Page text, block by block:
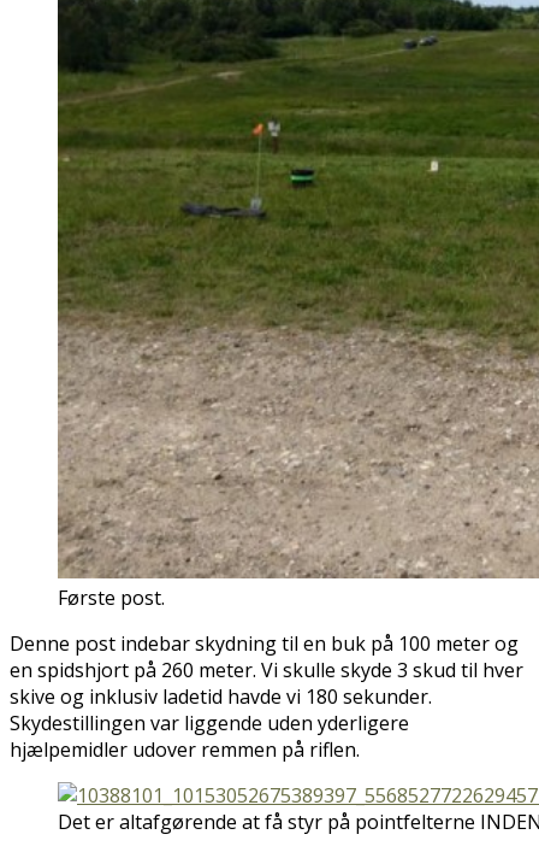
Første post.
Denne post indebar skydning til en buk på 100 meter og
en spidshjort på 260 meter. Vi skulle skyde 3 skud til hver
skive og inklusiv ladetid havde vi 180 sekunder.
Skydestillingen var liggende uden yderligere
hjælpemidler udover remmen på riflen.
Det er altafgørende at få styr på pointfelterne